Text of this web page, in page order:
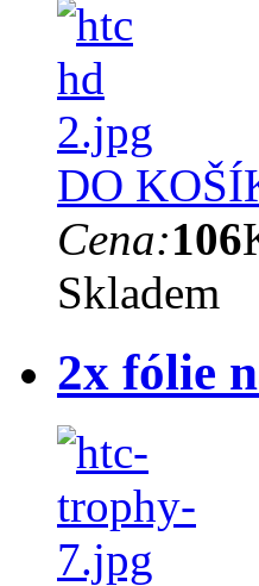
DO
Cena:106
Skladem
2x fólie